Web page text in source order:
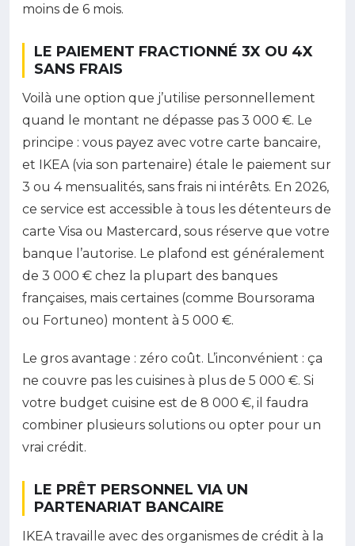
moins de 6 mois.
LE PAIEMENT FRACTIONNÉ 3X OU 4X
SANS FRAIS
Voilà une option que j’utilise personnellement
quand le montant ne dépasse pas 3 000 €. Le
principe : vous payez avec votre carte bancaire,
et IKEA (via son partenaire) étale le paiement sur
3 ou 4 mensualités, sans frais ni intérêts. En 2026,
ce service est accessible à tous les détenteurs de
carte Visa ou Mastercard, sous réserve que votre
banque l’autorise. Le plafond est généralement
de 3 000 € chez la plupart des banques
françaises, mais certaines (comme Boursorama
ou Fortuneo) montent à 5 000 €.
Le gros avantage : zéro coût. L’inconvénient : ça
ne couvre pas les cuisines à plus de 5 000 €. Si
votre budget cuisine est de 8 000 €, il faudra
combiner plusieurs solutions ou opter pour un
vrai crédit.
LE PRÊT PERSONNEL VIA UN
PARTENARIAT BANCAIRE
IKEA travaille avec des organismes de crédit à la